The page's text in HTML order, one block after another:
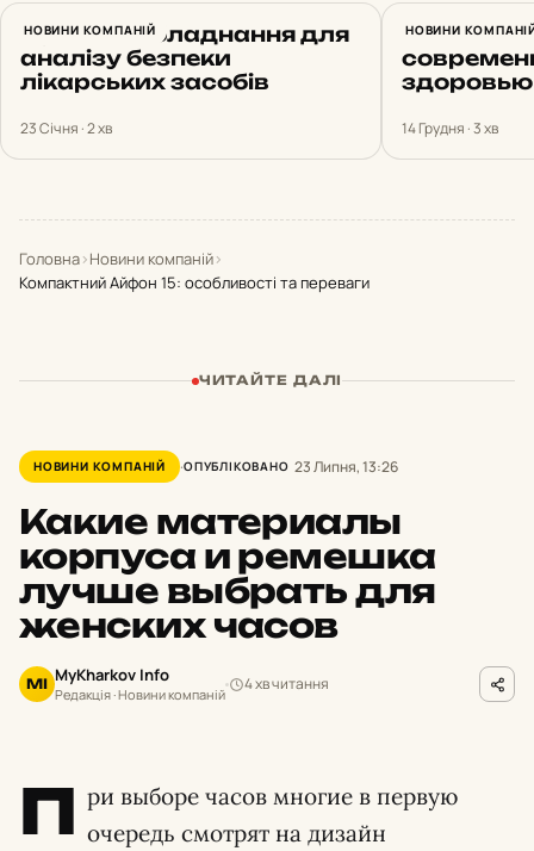
НОВИНИ КОМПАНІЙ
Сучасне обладнання для
аналізу безпеки
лікарських засобів
23 Січня · 2 хв
НОВИНИ
Вектор-
14 Грудня · 3 хв
Головна›Новини компаній›
Компактний Айфон 15: особливості та переваги
ЧИТАЙТЕ ДАЛІ
НОВИНИ КОМПАНІЙ ОПУБЛІКОВАНО 23 Липня, 13:26
Какие материалы
корпуса и ремешка
лучше выбрать для
женских часов
MI MyKharkov Info
Редакція · Новини компаній
4 хв читання
П ри выборе часов многие в первую
очередь смотрят на дизайн